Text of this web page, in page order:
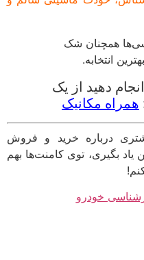
همچنان شک
دهید از یک
مکانیک
درباره خرید و فروش
توی کامنت‌ها بهم
خودرو